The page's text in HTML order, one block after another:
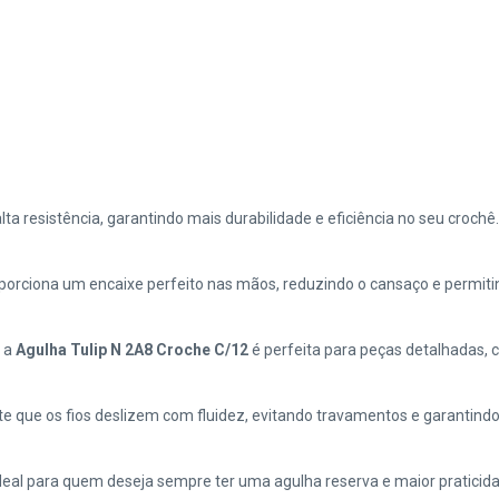
resistência, garantindo mais durabilidade e eficiência no seu crochê.
um encaixe perfeito nas mãos, reduzindo o cansaço e
Agulha Tulip N 2A8 Croche C/12é perfeita para peças detalhadas,
que os fios deslizem com fluidez, evitando travamentos e
para quem deseja sempre ter uma agulha reserva e maior